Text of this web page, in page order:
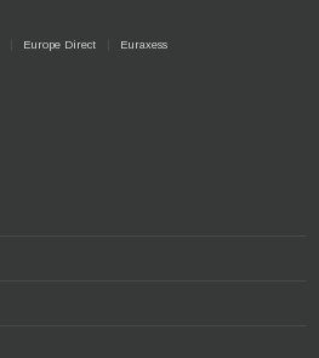
Europe Direct Euraxess